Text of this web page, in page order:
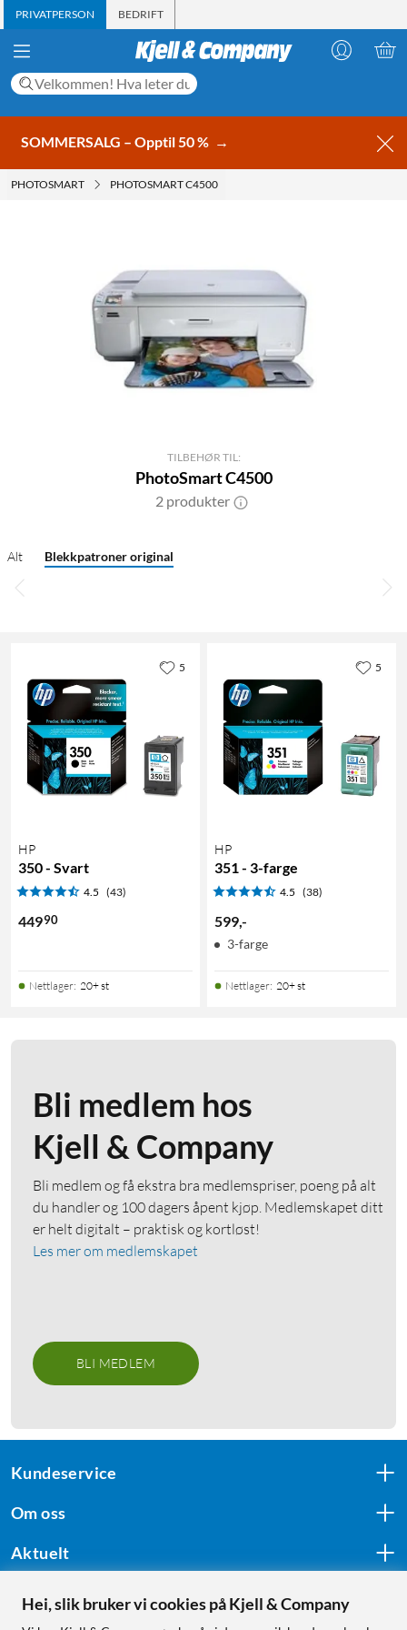
PRIVATPERSON BEDRIFT
SOMMERSALG – Opptil 50 % →
PHOTOSMART PHOTOSMART C4500
TILBEHØR TIL:
PhotoSmart C4500
2 produkter
Alt Blekkpatroner original
HP
350 - Svart
4.5 (43)
44990
Nettlager: 20+ st
5
HP
351 - 3-farge
4.5 (38)
599,-
3-farge
Nettlager: 20+ st
5
Bli medlem hos
Kjell & Company
Bli medlem og få ekstra bra medlemspriser, poeng på alt
du handler og 100 dagers åpent kjøp. Medlemskapet ditt
er helt digitalt – praktisk og kortløst!
Les mer om medlemskapet
BLI MEDLEM
Kundeservice
Om oss
Aktuelt
Følg oss
Hei, slik bruker vi cookies på Kjell & Company